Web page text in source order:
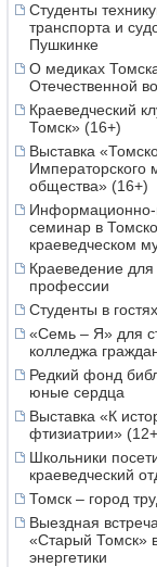
Студенты
транспорта и
Пушкинке
О медиках
Отечественной
Краеведческий
Томск» (16+)
Выставка
Императорского
общества» (16+)
Информационно-
семинар в
краеведческом
Краеведение
профессии
Студенты в
«Семь – Я» для
колледжа
Редкий фонд
юные сердца
Выставка «К
фтизиатрии»
Школьники
краеведческий
Томск – город
Выездная
«Старый Томск»
энергетики